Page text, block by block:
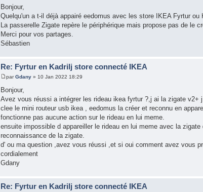
Bonjour,
Quelqu'un a t-il déjà appairé eedomus avec les store IKEA Fyrtur ou
La passerelle Zigate repère le périphérique mais propose pas de le
Merci pour vos partages.
Sébastien
Re: Fyrtur en Kadrilj store connecté IKEA
parGdany » 10 Jan 2022 18:29
Bonjour,
Avez vous réussi a intégrer les rideau ikea fyrtur ?,j ai la zigate v2+
clee le mini routeur usb ikea , eedomus la créer et reconnu en
fonctionne pas aucune action sur le rideau en lui meme.
ensuite impossible d appareiller le rideau en lui meme avec la
reconnaissance de la zigate.
d' ou ma question ,avez vous réussi ,et si oui comment avez vous
cordialement
Gdany
Re: Fyrtur en Kadrilj store connecté IKEA